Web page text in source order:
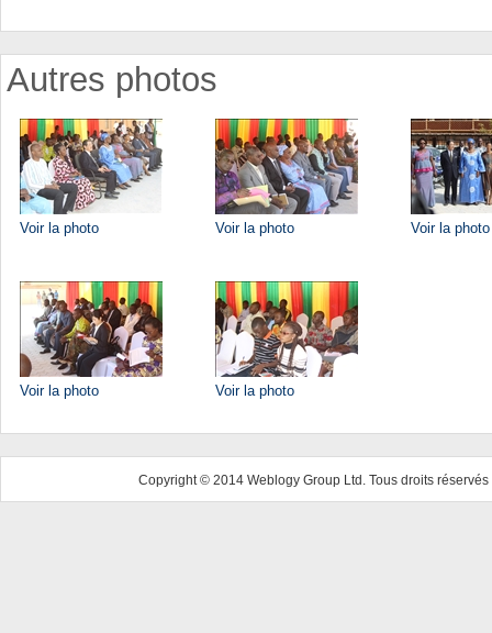
Autres photos
Voir la photo Voir la photo Voir la photo
Voir la photo Voir la photo
Copyright © 2014 Weblogy Group Ltd. Tous droits